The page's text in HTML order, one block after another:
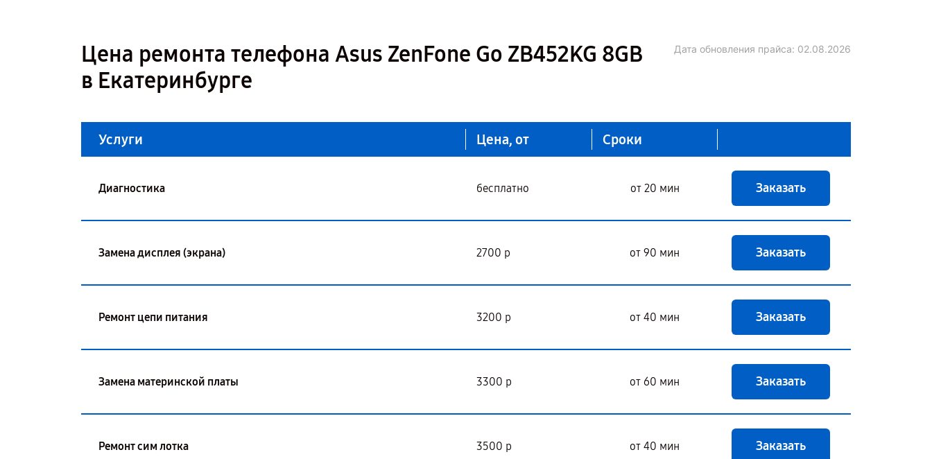
Цена ремонта телефона Asus ZenFone Go ZB452KG 8GB
в Екатеринбурге
Дата обновления прайса: 02.08.2026
Услуги Цена, от Сроки
Диагностика бесплатно от 20 мин Заказать
Замена дисплея (экрана) 2700 р от 90 мин Заказать
Ремонт цепи питания 3200 р от 40 мин Заказать
Замена материнской платы 3300 р от 60 мин Заказать
Ремонт сим лотка 3500 р от 40 мин Заказать